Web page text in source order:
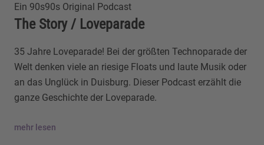
Ein 90s90s Original Podcast
The Story / Loveparade
35 Jahre Loveparade! Bei der größten Technoparade der
Welt denken viele an riesige Floats und laute Musik oder
an das Unglück in Duisburg. Dieser Podcast erzählt die
ganze Geschichte der Loveparade.
mehr lesen